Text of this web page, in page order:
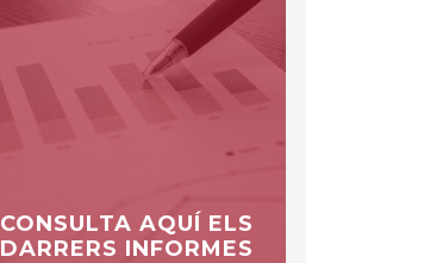
CONSULTA AQUÍ ELS
DARRERS INFORMES